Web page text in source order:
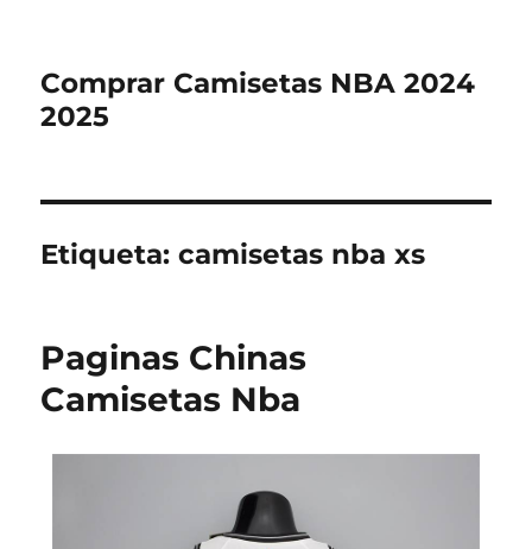
Comprar Camisetas NBA 2024
2025
Etiqueta:camisetas nba xs
Paginas Chinas
Camisetas Nba